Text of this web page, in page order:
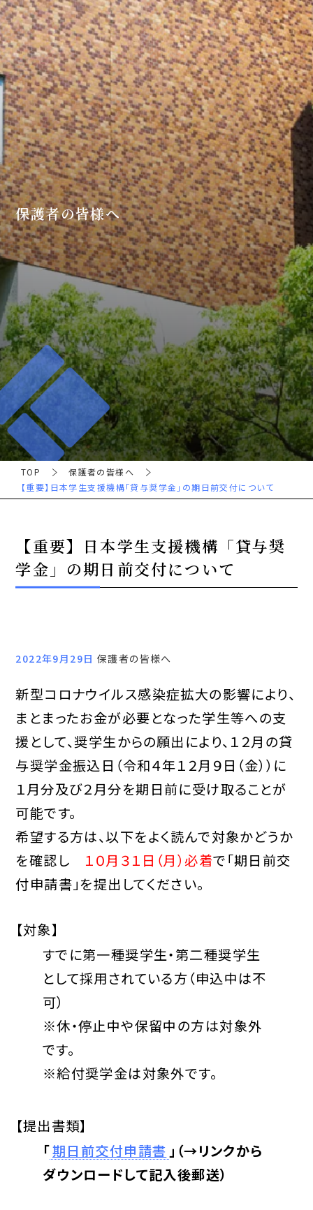
保護者の皆様へ
TOP
保護者の皆様へ
【重要】日本学生支援機構「貸与奨学金」の期日前交付について
【重要】日本学生支援機構「貸与奨
学金」の期日前交付について
2022年9月29日 保護者の皆様へ
新型コロナウイルス感染症拡⼤の影響により、
まとまったお⾦が必要となった学⽣等への⽀
援として、奨学⽣からの願出により、１２⽉の貸
与奨学⾦振込⽇（令和４年１２⽉９⽇（⾦））に
１月分及び２月分を期日前に受け取ることが
可能です。
希望する方は、以下をよく読んで対象かどうか
を確認し １０月３１日（月）必着で「期日前交
付申請書」を提出してください。
【対象】
すでに第一種奨学生・第二種奨学生
として採用されている方（申込中は不
可）
※休・停止中や保留中の方は対象外
です。
※給付奨学金は対象外です。
【提出書類】
「期日前交付申請書 」（→リンクから
ダウンロードして記入後郵送）